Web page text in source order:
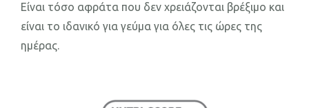
Είναι τόσο αφράτα που δεν χρειάζονται βρέξιμο και
είναι το ιδανικό για γεύμα για όλες τις ώρες της
ημέρας.